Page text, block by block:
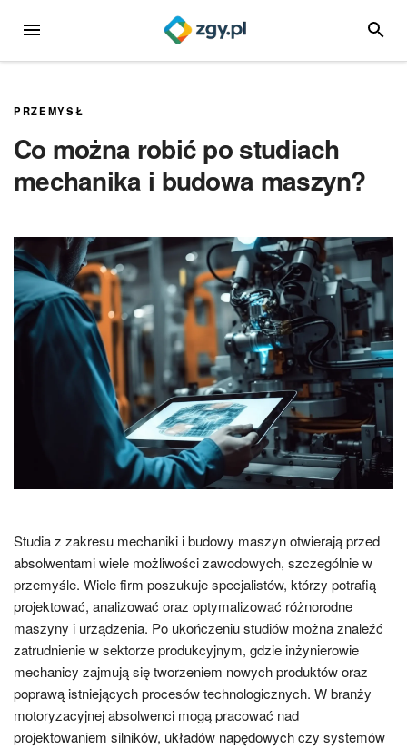
MENU
PRZEMYSŁ
Co można robić po studiach
mechanika i budowa maszyn?
Studia z zakresu mechaniki i budowy maszyn otwierają przed
absolwentami wiele możliwości zawodowych, szczególnie w
przemyśle. Wiele firm poszukuje specjalistów, którzy potrafią
projektować, analizować oraz optymalizować różnorodne
maszyny i urządzenia. Po ukończeniu studiów można znaleźć
zatrudnienie w sektorze produkcyjnym, gdzie inżynierowie
mechanicy zajmują się tworzeniem nowych produktów oraz
poprawą istniejących procesów technologicznych. W branży
motoryzacyjnej absolwenci mogą pracować nad
projektowaniem silników, układów napędowych czy systemów